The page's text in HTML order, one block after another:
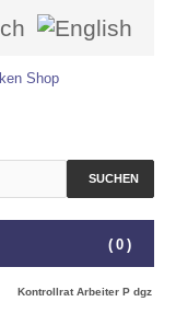
SUCHEN
( 0 )
Kontrollrat Arbeiter P dgz